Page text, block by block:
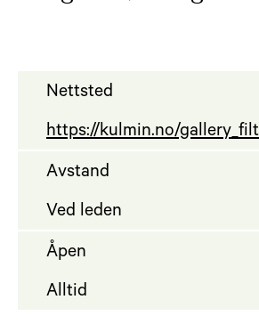
Nettsted
https://kulmin.no/
Avstand
Ved leden
Åpen
Alltid